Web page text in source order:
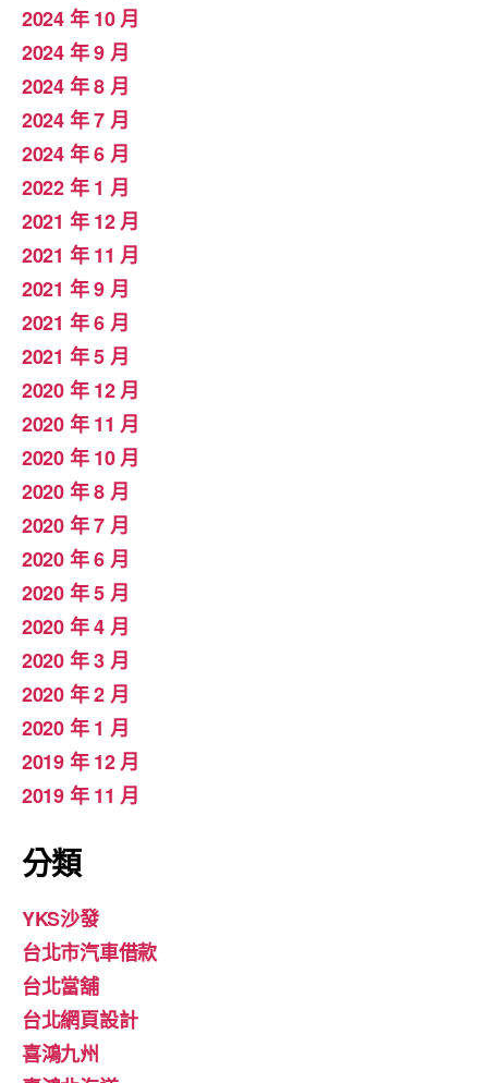
2024 年 10 月
2024 年 9 月
2024 年 8 月
2024 年 7 月
2024 年 6 月
2022 年 1 月
2021 年 12 月
2021 年 11 月
2021 年 9 月
2021 年 6 月
2021 年 5 月
2020 年 12 月
2020 年 11 月
2020 年 10 月
2020 年 8 月
2020 年 7 月
2020 年 6 月
2020 年 5 月
2020 年 4 月
2020 年 3 月
2020 年 2 月
2020 年 1 月
2019 年 12 月
2019 年 11 月
分類
YKS沙發
台北市汽車借款
台北當舖
台北網頁設計
喜鴻九州